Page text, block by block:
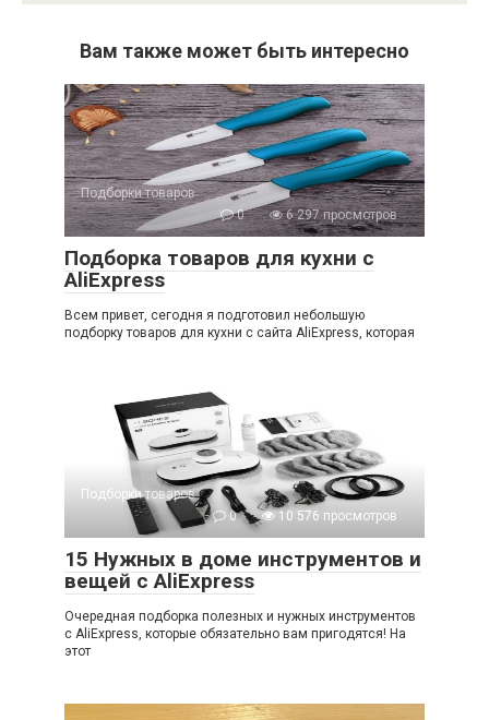
Вам также может быть интересно
Подборки товаров
0
6 297 просмотров
Подборка товаров для кухни с
AliExpress
Всем привет, сегодня я подготовил небольшую
подборку товаров для кухни с сайта AliExpress, которая
Подборки товаров
0
10 576 просмотров
15 Нужных в доме инструментов и
вещей с AliExpress
Очередная подборка полезных и нужных инструментов
с AliExpress, которые обязательно вам пригодятся! На
этот